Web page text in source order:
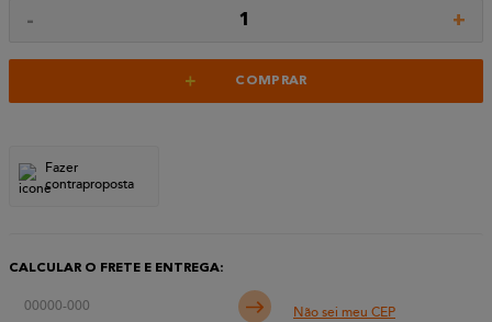
- 1 +
+ COMPRAR
Fazer
contraproposta
CALCULAR O FRETE E ENTREGA:
Não sei meu CEP